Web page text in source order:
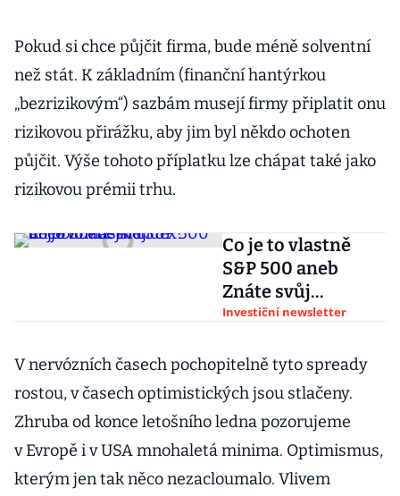
Pokud si chce půjčit firma, bude méně solventní
než stát. K základním (finanční hantýrkou
„bezrizikovým“) sazbám musejí firmy připlatit onu
rizikovou přirážku, aby jim byl někdo ochoten
půjčit. Výše tohoto příplatku lze chápat také jako
rizikovou prémii trhu.
Co je to vlastně
S&P 500 aneb
Znáte svůj
nejoblíbenější
Investiční newsletter
V nervózních časech pochopitelně tyto spready
rostou, v časech optimistických jsou stlačeny.
Zhruba od konce letošního ledna pozorujeme
v Evropě i v USA mnohaletá minima. Optimismus,
kterým jen tak něco nezacloumalo. Vlivem